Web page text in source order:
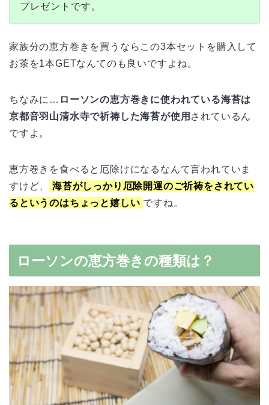
プレゼントです。
家族分の恵方巻きを買うならこの3本セットを購入して
お茶を1本GETなんてのも良いですよね。
ちなみに… ローソンの恵方巻きに使われている海苔は
京都音羽山清水寺で祈祷した海苔が使用 されているん
ですよ。
恵方巻きを食べると厄除けになるなんて言われていま
すけど、
海苔がしっかり厄除開運のご祈祷をされてい
るというのはちょっと嬉しい ですね。
ローソンの恵方巻きの種類は？